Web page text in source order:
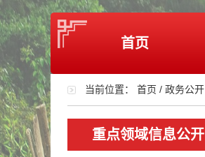
首页
当前位置： 首页 / 政务公开
重点领域信息公开